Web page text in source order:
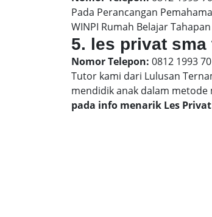
Pada Perancangan
WINPI Rumah Belajar
5. les privat
Nomor Telepon: 0812 1993
Tutor kami dari Lulusan
mendidik anak dalam metode
pada info menarik Les